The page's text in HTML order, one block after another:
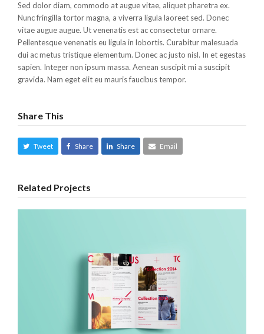
Sed dolor diam, commodo at augue vitae, aliquet pharetra ex.
Nunc fringilla tortor magna, a viverra ligula laoreet sed. Donec
vitae augue augue. Ut venenatis est ac consectetur ornare.
Pellentesque venenatis eu ligula in lobortis. Curabitur malesuada
dui ac metus tristique elementum. Donec ac justo nisl. In et egestas
sapien. Integer non ipsum massa. Aenean suscipit mi a suscipit
gravida. Nam eget elit eu mauris faucibus tempor.
Share This
Tweet Share Share Email
Related Projects